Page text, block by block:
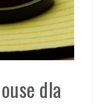
dla